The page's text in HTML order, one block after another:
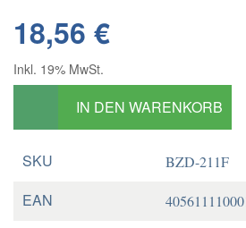
18,56 €
Inkl. 19% MwSt.
IN DEN WARENKORB
SKU BZD-211F
EAN